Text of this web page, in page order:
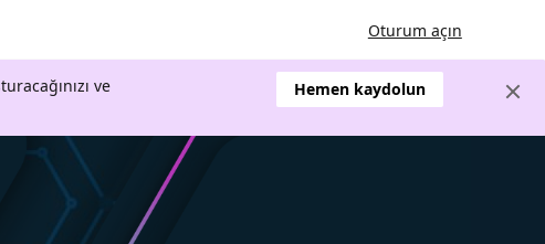
Oturum açın
ve
Hemen kaydolun